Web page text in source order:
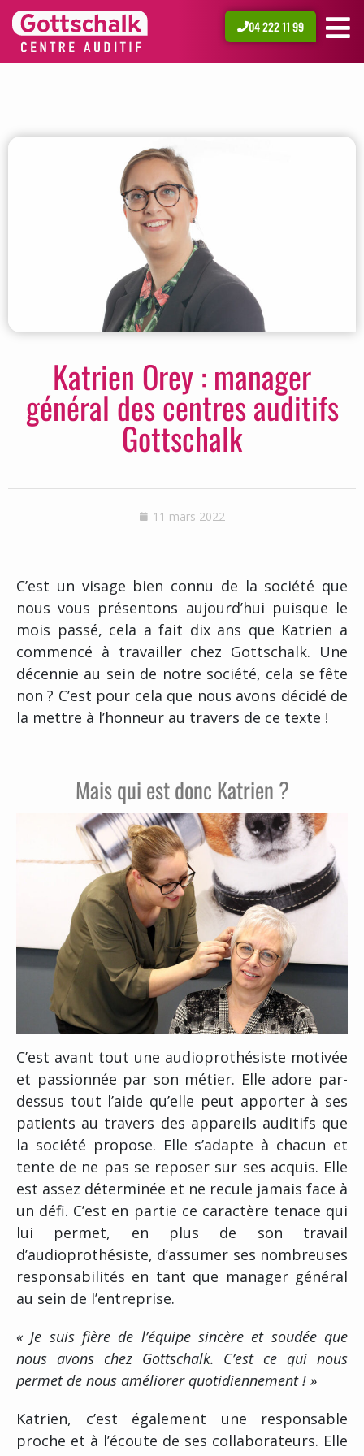
04 222 11 99
Katrien Orey : manager
général des centres auditifs
Gottschalk
11 mars 2022
C’est un visage bien connu de la société que
nous vous présentons aujourd’hui puisque le
mois passé, cela a fait dix ans que Katrien a
commencé à travailler chez Gottschalk. Une
décennie au sein de notre société, cela se fête
non ? C’est pour cela que nous avons décidé de
la mettre à l’honneur au travers de ce texte !
Mais qui est donc Katrien ?
C’est avant tout une audioprothésiste motivée
et passionnée par son métier. Elle adore par-
dessus tout l’aide qu’elle peut apporter à ses
patients au travers des appareils auditifs que
la société propose. Elle s’adapte à chacun et
tente de ne pas se reposer sur ses acquis. Elle
est assez déterminée et ne recule jamais face à
un défi. C’est en partie ce caractère tenace qui
lui permet, en plus de son travail
d’audioprothésiste, d’assumer ses nombreuses
responsabilités en tant que manager général
au sein de l’entreprise.
« Je suis fière de l’équipe sincère et soudée que
nous avons chez Gottschalk. C’est ce qui nous
permet de nous améliorer quotidiennement ! »
Katrien, c’est également une responsable
proche et à l’écoute de ses collaborateurs. Elle